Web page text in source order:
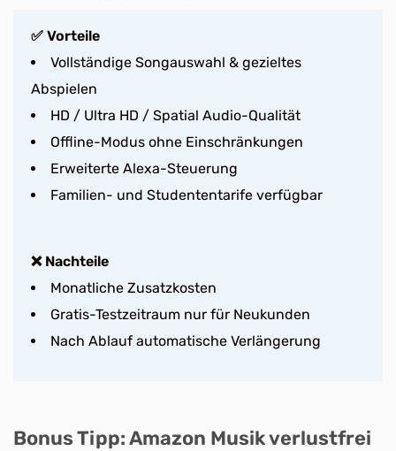
✅ Vorteile
Vollständige Songauswahl & gezieltes
Abspielen
HD / Ultra HD / Spatial Audio-Qualität
Offline-Modus ohne Einschränkungen
Erweiterte Alexa-Steuerung
Familien- und Studententarife verfügbar
❌ Nachteile
Monatliche Zusatzkosten
Gratis-Testzeitraum nur für Neukunden
Nach Ablauf automatische Verlängerung
Bonus Tipp: Amazon Musik verlustfrei